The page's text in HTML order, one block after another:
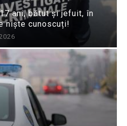
ani, bătut și jefuit, în
niște cunoscuți!